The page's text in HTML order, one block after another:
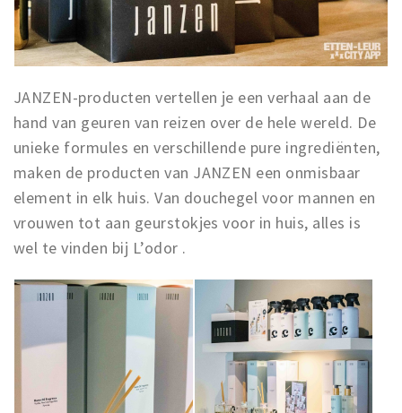
JANZEN-producten vertellen je een verhaal aan de
hand van geuren van reizen over de hele wereld. De
unieke formules en verschillende pure ingrediënten,
maken de producten van JANZEN een onmisbaar
element in elk huis. Van douchegel voor mannen en
vrouwen tot aan geurstokjes voor in huis, alles is
wel te vinden bij L’odor .